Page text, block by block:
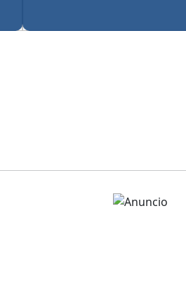
Publicado el 05/08/2026 -